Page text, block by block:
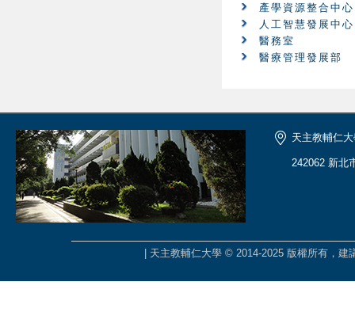
產學資源整合中心
人工智慧發展中心
醫務室
醫療管理發展部
天主教輔仁
242062 新北
| 天主教輔仁大學 © 2014-2025 版權所有，